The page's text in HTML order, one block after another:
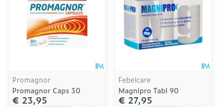
Promagnor
Promagnor Caps 30
€ 23,95
Febelcare
Magnipro Tabl 90
€ 27,95